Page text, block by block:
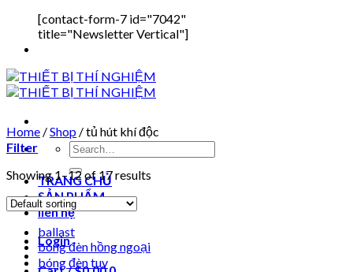
[contact-form-7 id="7042"
title="Newsletter Vertical"]
Search
for:
TRANG CHỦ
SẢN PHẨM
liên hệ
Login
Home /Shop /tủ hút khí độc
Filter
Showing 1–12 of 17 results
ballast
bóng đèn hồng ngoại
bóng đèn tuv